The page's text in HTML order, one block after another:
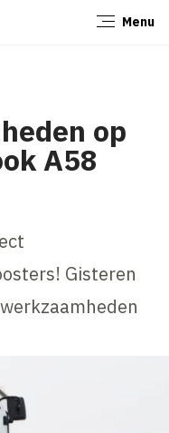
Menu
op
A58
Gisteren
Sluiten